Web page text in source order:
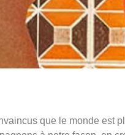
que le monde est